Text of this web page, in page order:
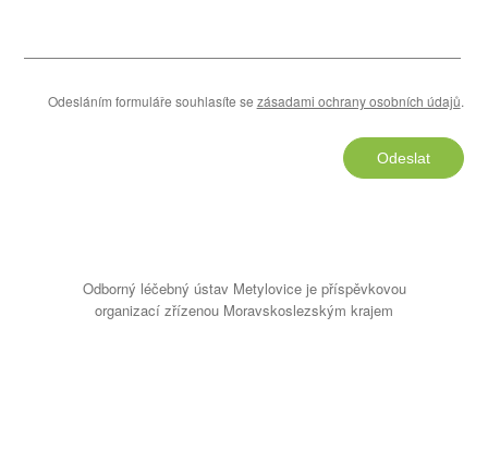
Odesláním formuláře souhlasíte se zásadami ochrany osobních údajů.
Odeslat
Odborný léčebný ústav Metylovice je příspěvkovou
organizací zřízenou Moravskoslezským krajem